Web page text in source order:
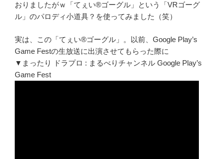
おりましたがｗ「てぇい®ゴーグル」という「VRゴーグ
ル」のパロディ小道具？を使ってみました（笑）
実は、この「てぇい®ゴーグル」。以前、Google Play’s
Game Festの生放送に出演させてもらった際に
▼まったり ドラプロ : まるべりチャンネル Google Play’s
Game Fest